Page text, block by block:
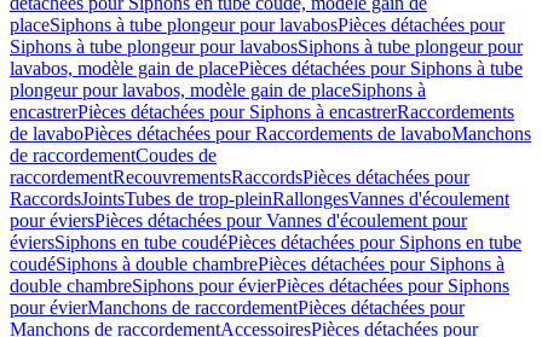
placeSiphons à tube plongeur pour lavabosPièces détachées pour
Siphons à tube plongeur pour lavabosSiphons à tube plongeur pour
lavabos, modèle gain de placePièces détachées pour Siphons à tube
plongeur pour lavabos, modèle gain de placeSiphons à
encastrerPièces détachées pour Siphons à encastrerRaccordements
de lavaboPièces détachées pour Raccordements de lavaboManchons
de raccordementCoudes de
raccordementRecouvrementsRaccordsPièces détachées pour
RaccordsJointsTubes de trop-pleinRallongesVannes d'écoulement
pour éviersPièces détachées pour Vannes d'écoulement pour
éviersSiphons en tube coudéPièces détachées pour Siphons en tube
coudéSiphons à double chambrePièces détachées pour Siphons à
double chambreSiphons pour évierPièces détachées pour Siphons
pour évierManchons de raccordementPièces détachées pour
Manchons de raccordementAccessoiresPièces détachées pour